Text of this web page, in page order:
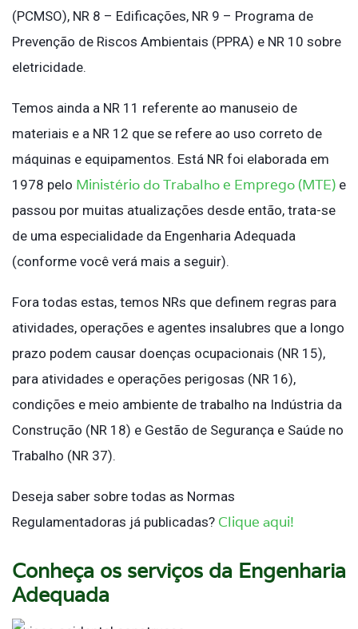
(PCMSO), NR 8 – Edificações, NR 9 – Programa de
Prevenção de Riscos Ambientais (PPRA) e NR 10 sobre
eletricidade.
Temos ainda a NR 11 referente ao manuseio de
materiais e a NR 12 que se refere ao uso correto de
máquinas e equipamentos. Está NR foi elaborada em
1978 pelo Ministério do Trabalho e Emprego (MTE) e
passou por muitas atualizações desde então, trata-se
de uma especialidade da Engenharia Adequada
(conforme você verá mais a seguir).
Fora todas estas, temos NRs que definem regras para
atividades, operações e agentes insalubres que a longo
prazo podem causar doenças ocupacionais (NR 15),
para atividades e operações perigosas (NR 16),
condições e meio ambiente de trabalho na Indústria da
Construção (NR 18) e Gestão de Segurança e Saúde no
Trabalho (NR 37).
Deseja saber sobre todas as Normas
Regulamentadoras já publicadas? Clique aqui!
Conheça os serviços da Engenharia
Adequada